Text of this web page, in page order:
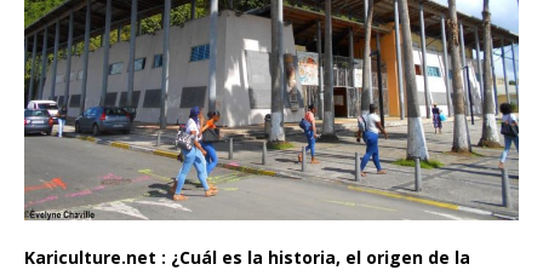
Kariculture.net : ¿Cuál es la historia, el origen de la